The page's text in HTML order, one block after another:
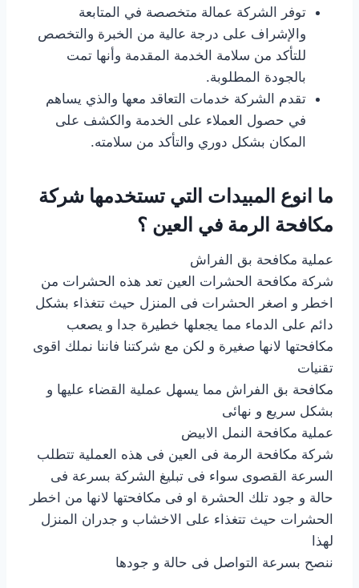
توفر الشركة عمالة متخصصة في المتابعة
والإشراف على درجة عالية من الخبرة والتخصص
للتأكد من سلامة الخدمة المقدمة وأنها تمت
بالجودة المطلوبة.
تقدم الشركة خدمات التعاقد معها والذي يساهم
في حصول العملاء على الخدمة والكشف على
المكان بشكل دوري والتأكد من سلامته.
ما انوع المبيدات التي تستخدمها شركة
مكافحة الرمة في العين ؟
عملية مكافحة بق الفراش
شركة مكافحة الحشرات العين تعد هذه الحشرات من
اخطر و اصغر الحشرات فى المنزل حيث تتغذاء بشكل
دائم على الدماء مما يجعلها خطيرة جدا و يصعب
مكافحتها لانها صغيرة و لكن مع شركتنا فاننا نملك اقوى
تقنيات
مكافحة بق الفراش مما يسهل عملية القضاء عليها و
بشكل سريع و نهائى
عملية مكافحة النمل الابيض
شركة مكافحة الرمة فى العين فى هذه العملية تتطلب
السرعة القصوى سواء فى تبليغ الشركة بسرعة فى
حالة و جود تلك الحشرة او فى مكافحتها لانها من اخطر
الحشرات حيث تتغذاء على الاخشاب و جدران المنزل
لهذا
ننصح بسرعة التواصل فى حالة و جودها